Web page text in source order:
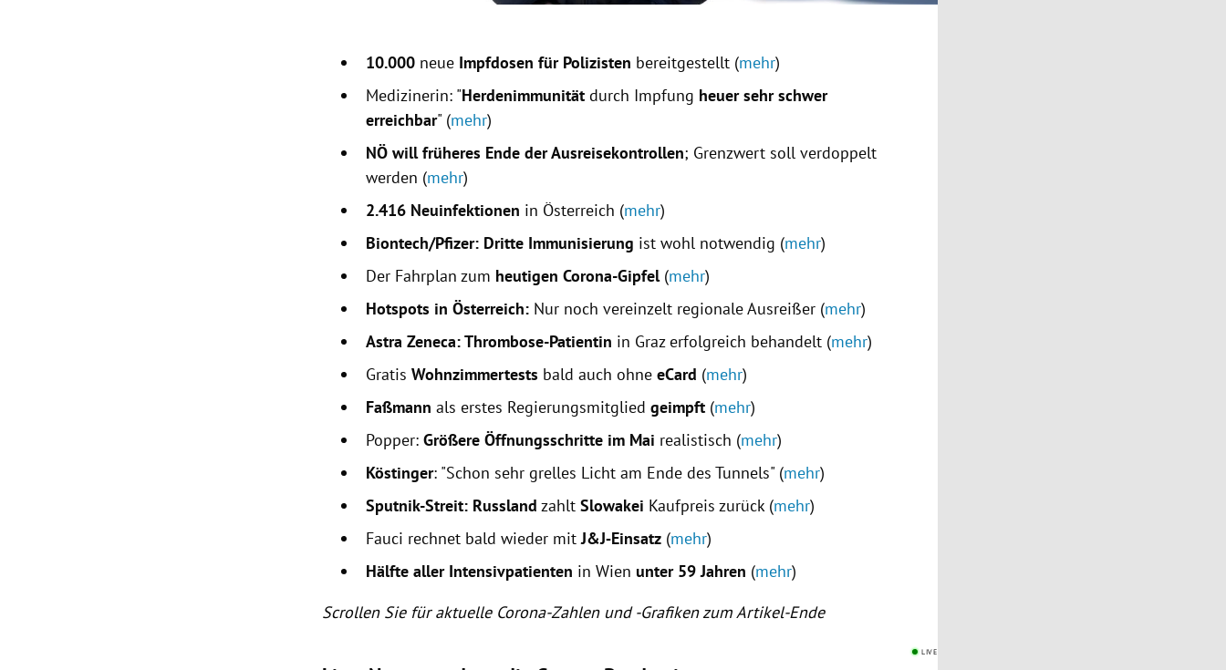
10.000 neue Impfdosen für Polizisten bereitgestellt (mehr)
Medizinerin: "Herdenimmunität durch Impfung heuer sehr schwer
erreichbar" (mehr)
NÖ will früheres Ende der Ausreisekontrollen; Grenzwert soll verdoppelt
werden (mehr)
2.416 Neuinfektionen in Österreich (mehr)
Biontech/Pfizer: Dritte Immunisierung ist wohl notwendig (mehr)
Der Fahrplan zum heutigen Corona-Gipfel(mehr)
Hotspots in Österreich: Nur noch vereinzelt regionale Ausreißer (mehr)
Astra Zeneca: Thrombose-Patientin in Graz erfolgreich behandelt (mehr)
GratisWohnzimmertests bald auch ohneeCard (mehr)
Faßmann als erstes Regierungsmitgliedgeimpft (mehr)
Popper:Größere Öffnungsschritte im Mai realistisch (mehr)
Köstinger: "Schon sehr grelles Licht am Ende des Tunnels" (mehr)
Sputnik-Streit: Russland zahltSlowakei Kaufpreis zurück (mehr)
Fauci rechnet bald wieder mitJ&J‐Einsatz (mehr)
Hälfte aller Intensivpatienten in Wien unter 59 Jahren (mehr)
Scrollen Sie für aktuelle Corona-Zahlen und -Grafiken zum Artikel-Ende
LIVE